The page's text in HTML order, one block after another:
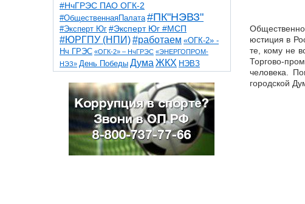
#НчГРЭС ПАО ОГК-2
#ОбщественнаяПалата #ПК"НЭВЗ"
#Эксперт Юг #Эксперт Юг #МСП
#ЮРГПУ (НПИ)#работаем «ОГК-2» -
Нч ГРЭС «ОГК-2» – НчГРЭС «ЭНЕРГОПРОМ-
НЭЗ» День Победы Дума ЖКХ НЭВЗ
НчГРЭС ТНТ
благоустройствоветераны выборы
детидороги казаки коррупция космос
общественная палата парк пожар роща
спорт театр транспорт художники
юстиция в
те, кому не
Торгово-
человека.
городской